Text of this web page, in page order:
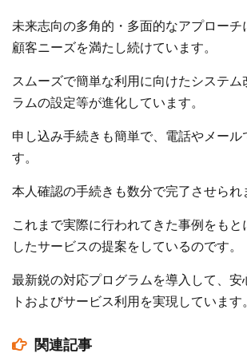
未来志向の多角的・多面的なアプローチ
顧客ニーズを満たし続けています。
スムーズで簡単な利用に向けたシステム
ラムの設定等が進化しています。
申し込み手続きも簡単で、電話やメール
す。
本人確認の手続きも数分で完了させられ
これまで実際に行われてきた事例をもと
したサービスの提案をしているのです。
最新鋭の対応プログラムを導入して、安
トおよびサービス利用を実現しています
関連記事